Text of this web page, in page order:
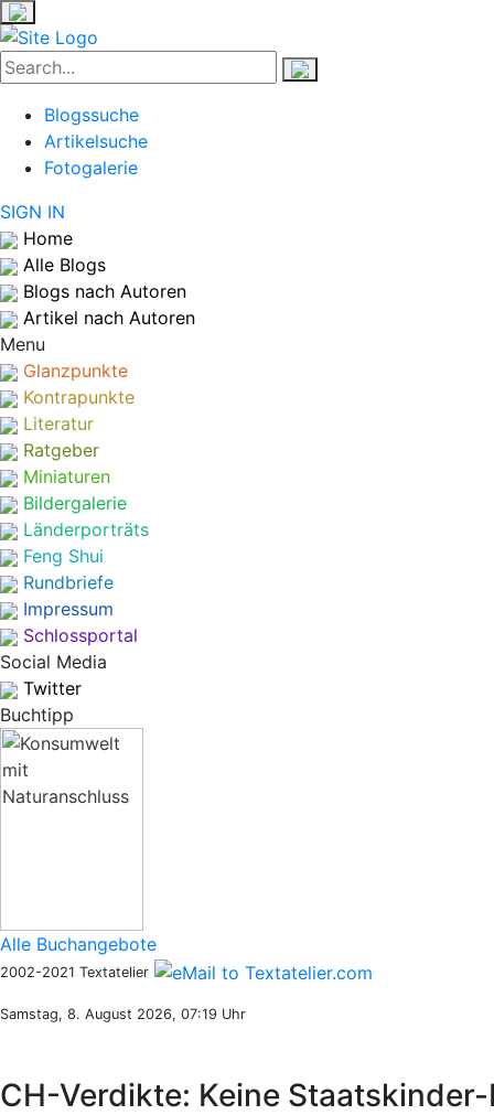
Blogssuche
Artikelsuche
Fotogalerie
SIGN IN
Home
Alle Blogs
Blogs nach Autoren
Artikel nach Autoren
Menu
Glanzpunkte
Kontrapunkte
Literatur
Ratgeber
Miniaturen
Bildergalerie
Länderporträts
Feng Shui
Rundbriefe
Impressum
Schlossportal
Social Media
Twitter
Buchtipp
Alle Buchangebote
2002-2021 Textatelier
Samstag, 8. August 2026, 07:19 Uhr
CH-Verdikte: Keine